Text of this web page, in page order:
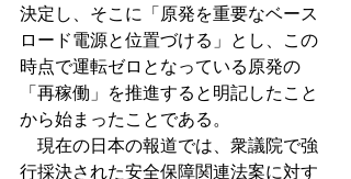
決定し、そこに「原発を重要なベース
ロード電源と位置づける」とし、この
時点で運転ゼロとなっている原発の
「再稼働」を推進すると明記したこと
から始まったことである。
現在の日本の報道では、衆議院で強
行採決された安全保障関連法案に対す